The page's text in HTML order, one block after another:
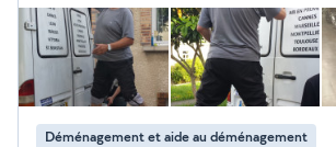
Déménagement et aide au déménagement